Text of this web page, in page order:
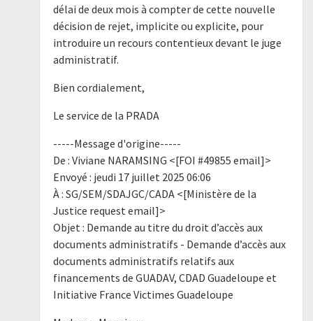
délai de deux mois à compter de cette nouvelle
décision de rejet, implicite ou explicite, pour
introduire un recours contentieux devant le juge
administratif.
Bien cordialement,
Le service de la PRADA
-----Message d'origine-----
De : Viviane NARAMSING <[FOI #49855 email]>
Envoyé : jeudi 17 juillet 2025 06:06
À : SG/SEM/SDAJGC/CADA <[Ministère de la
Justice request email]>
Objet : Demande au titre du droit d’accès aux
documents administratifs - Demande d’accès aux
documents administratifs relatifs aux
financements de GUADAV, CDAD Guadeloupe et
Initiative France Victimes Guadeloupe